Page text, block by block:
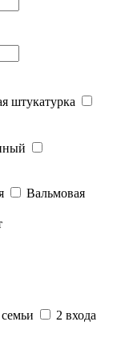
штукатурка
Вальмовая
2 входа